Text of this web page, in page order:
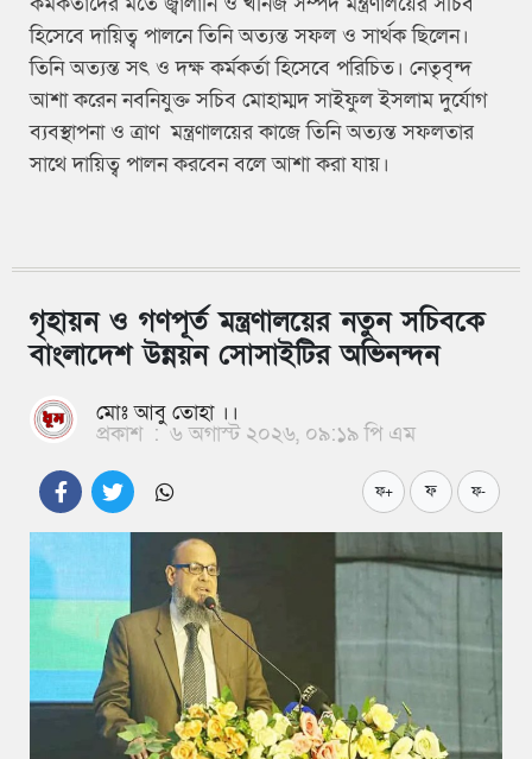
হিসেবে দায়িত্ব পালনে তিনি অত্যন্ত সফল ও সার্থক ছিলেন।
তিনি অত্যন্ত সৎ ও দক্ষ কর্মকর্তা হিসেবে পরিচিত। নেতৃবৃন্দ
আশা করেন নবনিযুক্ত সচিব মোহাম্মদ সাইফুল ইসলাম দুর্যোগ
ব্যবস্থাপনা ও ত্রাণ মন্ত্রণালয়ের কাজে তিনি অত্যন্ত সফলতার
সাথে দায়িত্ব পালন করবেন বলে আশা করা যায়।
গৃহায়ন ও গণপূর্ত মন্ত্রণালয়ের নতুন সচিবকে
বাংলাদেশ উন্নয়ন সোসাইটির অভিনন্দন
মোঃ আবু তোহা ।।
প্রকাশ : ৬ অগাস্ট ২০২৬, ০৯:১৯ পি এম
ফ+ ফ ফ-